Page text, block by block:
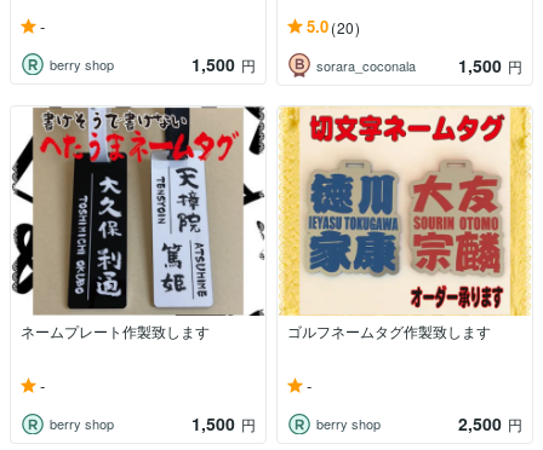
-
berry shop 1,500 円
5.0(20)
sorara_coconala 1,500 円
ネームプレート作製致します
-
berry shop 1,500 円
ゴルフネームタグ作製致します
-
berry shop 2,500 円